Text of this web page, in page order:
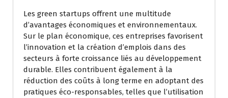
Les green startups offrent une multitude
d’avantages économiques et environnementaux.
Sur le plan économique, ces entreprises favorisent
l’innovation et la création d’emplois dans des
secteurs à forte croissance liés au développement
durable. Elles contribuent également à la
réduction des coûts à long terme en adoptant des
pratiques éco-responsables, telles que l’utilisation